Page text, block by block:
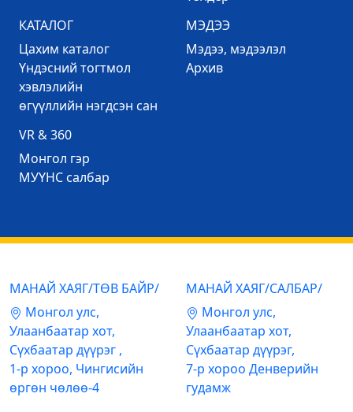
КАТАЛОГ
Цахим каталог
Үндэсний тогтмол
хэвлэлийн
өгүүллийн нэгдсэн сан
МЭДЭЭ
Mэдээ, мэдээлэл
Архив
VR & 360
Mонгол гэр
МУҮНС салбар
МАНАЙ ХАЯГ/ТӨВ БАЙР/
Mонгол улс,
Улаанбаатар хот,
Сүхбаатар дүүрэг ,
1-р хороо, Чингисийн
өргөн чөлөө-4
МАНАЙ ХАЯГ/САЛБАР/
Mонгол улс,
Улаанбаатар хот,
Сүхбаатар дүүрэг,
7-р хороо Денверийн
гудамж